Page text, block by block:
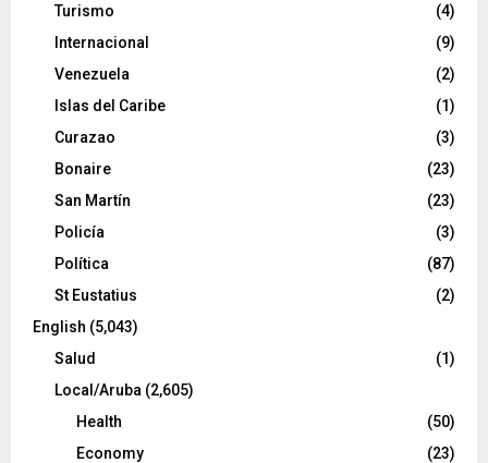
Turismo
(4)
Internacional
(9)
Venezuela
(2)
Islas del Caribe
(1)
Curazao
(3)
Bonaire
(23)
San Martín
(23)
Policía
(3)
Política
(87)
St Eustatius
(2)
English (5,043)
Salud
(1)
Local/Aruba (2,605)
Health
(50)
Economy
(23)